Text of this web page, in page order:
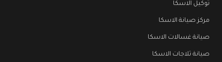
توكيل الاسكا
مركز صيانة الاسكا
صيانة غسالات الاسكا
صيانة ثلاجات الاسكا